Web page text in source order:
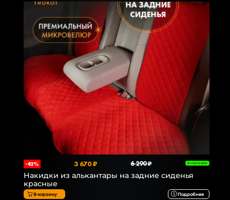
-42% 3 670 ₽ 6 290 ₽ В НАЛИЧИИ
Накидки из алькантары на задние сиденья
красные
В корзину Подробнее